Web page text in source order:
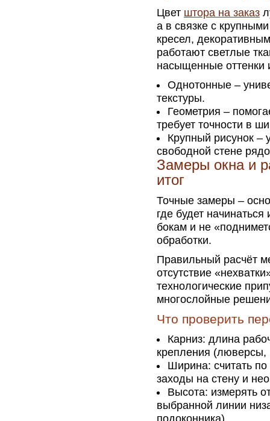
Цвет штора на заказ
а в связке с
кресел,
работают светлые
насыщенные оттенки
Однотонные –
текстуры.
Геометрия –
требует точности в
Крупный рисунок –
свободной стене
Замеры окна и
итог
Точные замеры –
где будет
бокам и не
обработки.
Правильный расчёт
отсутствие
технологические
многослойные
Что проверить
Карниз: длина
крепления (люверсы,
Ширина: считать
заходы на стену и
Высота: измерять
выбранной линии
подоконника).